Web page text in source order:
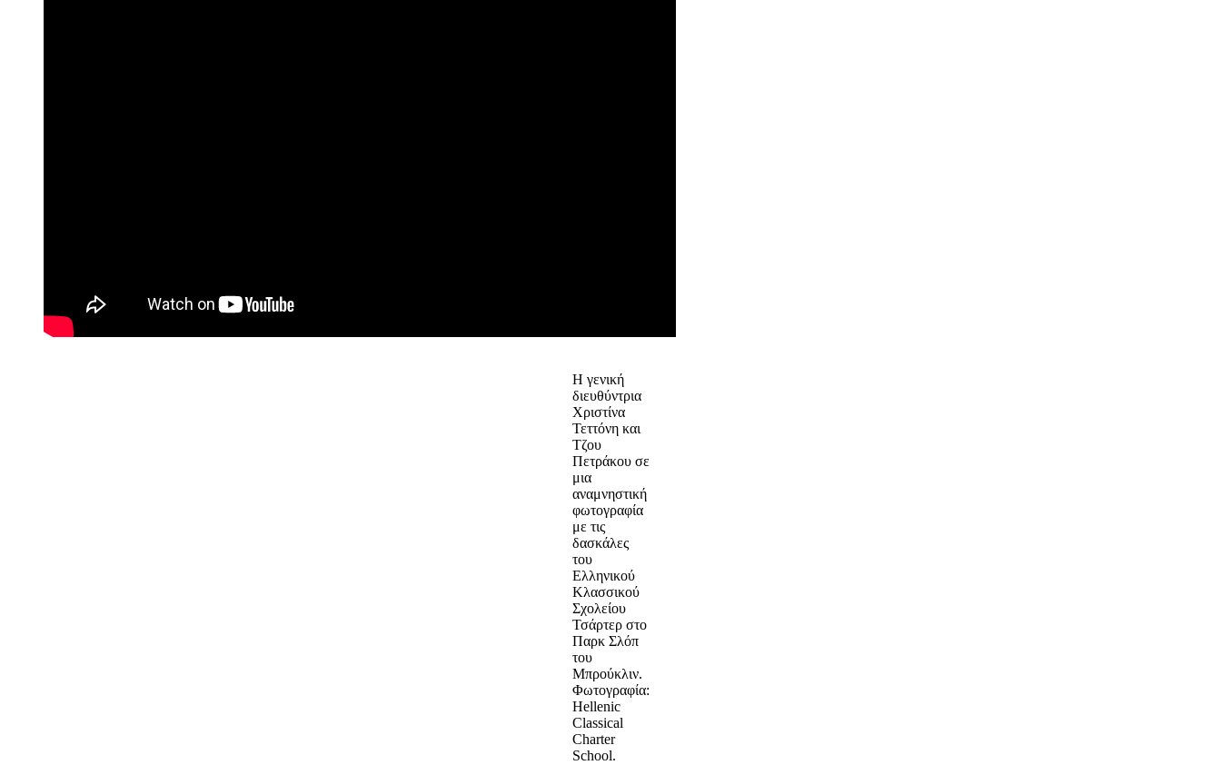
Η γενική
διευθύντρια
Χριστίνα
Τεττόνη και
Τζου
Πετράκου σε
μια
αναμνηστική
φωτογραφία
με τις
δασκάλες
του
Ελληνικού
Κλασσικού
Σχολείου
Τσάρτερ στο
Παρκ Σλόπ
του
Μπρούκλιν.
Φωτογραφία:
Hellenic
Classical
Charter
School.